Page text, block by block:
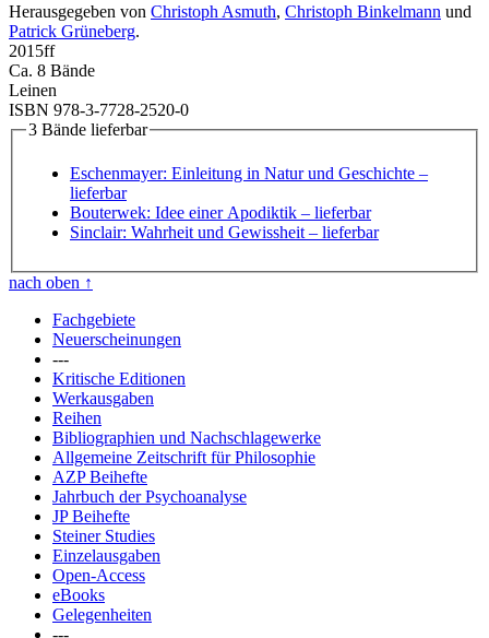
Herausgegeben von Christoph Asmuth, Christoph Binkelmann und
Patrick Grüneberg.
2015ff
Ca. 8 Bände
Leinen
ISBN 978-3-7728-2520-0
3 Bände lieferbar
Eschenmayer: Einleitung in Natur und Geschichte –
lieferbar
Bouterwek: Idee einer Apodiktik – lieferbar
Sinclair: Wahrheit und Gewissheit – lieferbar
nach oben ↑
Fachgebiete
Neuerscheinungen
---
Kritische Editionen
Werkausgaben
Reihen
Bibliographien und Nachschlagewerke
Allgemeine Zeitschrift für Philosophie
AZP Beihefte
Jahrbuch der Psychoanalyse
JP Beihefte
Steiner Studies
Einzelausgaben
Open-Access
eBooks
Gelegenheiten
---